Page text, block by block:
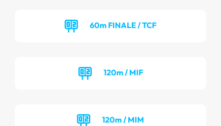
60m FINALE / TCF
120m / MIF
120m / MIM